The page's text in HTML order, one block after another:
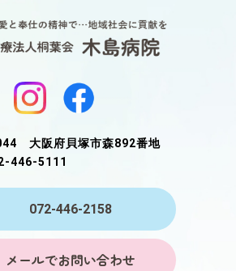
大阪府貝塚市森892番地
446-5111
072-446-2158
メールでお問い合わせ